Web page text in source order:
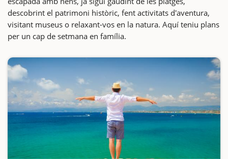
descobrint el patrimoni històric, fent activitats d'aventura,
visitant museus o relaxant-vos en la natura. Aquí teniu plans
per un cap de setmana en família.